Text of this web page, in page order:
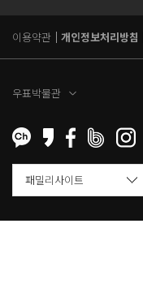
이용약관 개인정보처리방침
우표박물관